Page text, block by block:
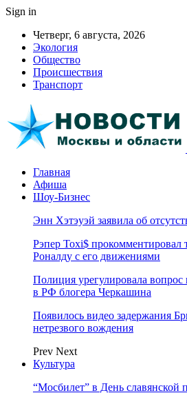
Sign in
Четверг, 6 августа, 2026
Экология
Общество
Происшествия
Транспорт
Главная
Афиша
Шоу-Бизнес
Энн Хэтэуэй заявила об
Рэпер Toxi$ прокомментировал
Роналду с его движениями
Полиция урегулировала
в РФ блогера Черкашина
Появилось видео задержания
нетрезвого вождения
Prev Next
Культура
“Мосбилет” в День славянской